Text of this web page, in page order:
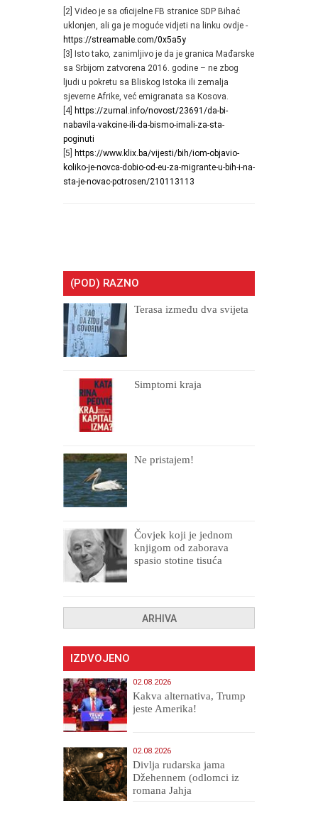
[2] Video je sa oficijelne FB stranice SDP Bihać
uklonjen, ali ga je moguće vidjeti na linku ovdje -
https://streamable.com/0x5a5y
[3] Isto tako, zanimljivo je da je granica Mađarske
sa Srbijom zatvorena 2016. godine – ne zbog
ljudi u pokretu sa Bliskog Istoka ili zemalja
sjeverne Afrike, već emigranata sa Kosova.
[4] https://zurnal.info/novost/23691/da-bi-
nabavila-vakcine-ili-da-bismo-imali-za-sta-
poginuti
[5]
https://www.klix.ba/vijesti/bih/iom-objavio-
koliko-je-novca-dobio-od-eu-za-migrante-u-bih-i-na-
sta-je-novac-potrosen/210113113
(POD) RAZNO
Terasa između dva svijeta
Simptomi kraja
Ne pristajem!
Čovjek koji je jednom
knjigom od zaborava
spasio stotine tisuća
ARHIVA
IZDVOJENO
02.08.2026
Kakva alternativa, Trump
jeste Amerika!
02.08.2026
Divlja rudarska jama
Džehennem (odlomci iz
romana Jahja